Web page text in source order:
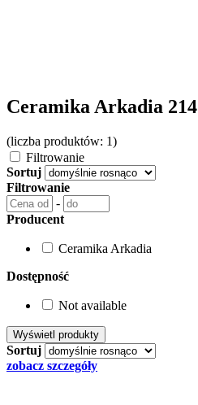
Ceramika Arkadia 214
(liczba produktów: 1)
Filtrowanie
Sortuj
Filtrowanie
-
Producent
Ceramika Arkadia
Dostępność
Not available
Sortuj
zobacz szczegóły